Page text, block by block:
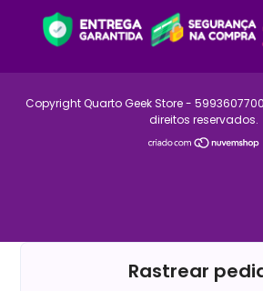
Copyright Quarto Geek Store -
direitos reservados.
Rastrear